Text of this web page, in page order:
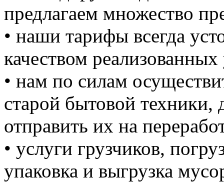
предлагаем множество
• наши тарифы всегда
качеством реализованных
• нам по силам
старой бытовой техники,
отправить их на
• услуги грузчиков,
упаковка и выгрузка